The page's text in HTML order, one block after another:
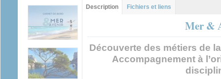
Contenu principal
Description (onglet
actif)
Fichiers et liens
Mer &
Découverte des métiers de
Accompagnement à